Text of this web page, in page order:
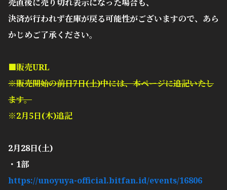
売直後に売り切れ表示になった場合も、
決済が行われず在庫が戻る可能性がございますので、あら
かじめご了承ください。
■販売URL
※販売開始の前日7日(土)中には、本ページに追記いたし
ます。
※2月5日(木)追記
2月28日(土)
・1部
https://unoyuya-official.bitfan.id/events/16806